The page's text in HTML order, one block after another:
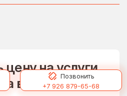
цену на услуги
в Нахабино
Позвонить
+7 926 879-65-68